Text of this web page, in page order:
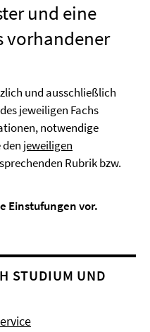
und eine
vorhandener
und ausschließlich
jeweiligen Fachs
notwendige
jeweiligen
Rubrik bzw.
Einstufungen vor.
STUDIUM UND